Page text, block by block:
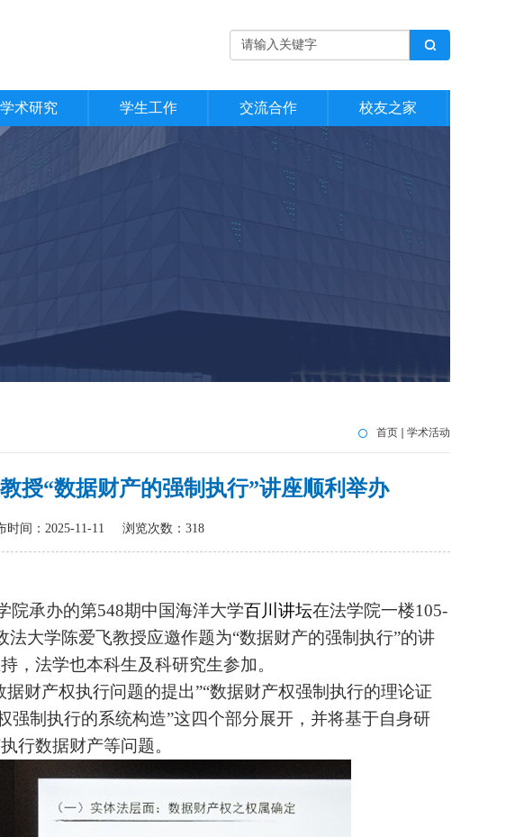
学术研究 学生工作 交流合作 校友之家
首页 学术活动
授“数据财产的强制执行”讲座顺利举办
时间：2025-11-11 浏览次数： 318
院承办的第548期中国海洋大学百川讲坛在法学院一楼105-
大学陈爱飞教授应邀作题为“数据财产的强制执行”的讲
，法学也本科生及科研究生参加。
财产权执行问题的提出”“数据财产权强制执行的理论证
强制执行的系统构造”这四个部分展开，并将基于自身研
行数据财产等问题。